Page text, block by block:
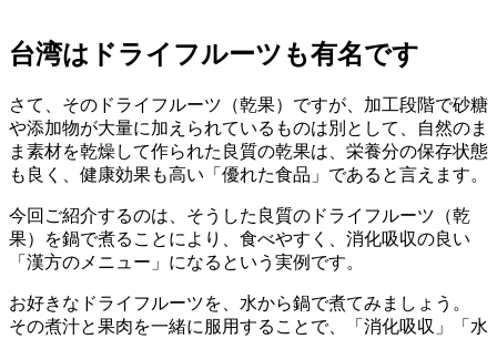
台湾はドライフルーツも有名です
さて、そのドライフルーツ（乾果）ですが、加工段階で砂糖
や添加物が大量に加えられているものは別として、自然のま
ま素材を乾燥して作られた良質の乾果は、栄養分の保存状態
も良く、健康効果も高い「優れた食品」であると言えます。
今回ご紹介するのは、そうした良質のドライフルーツ（乾
果）を鍋で煮ることにより、食べやすく、消化吸収の良い
「漢方のメニュー」になるという実例です。
お好きなドライフルーツを、水から鍋で煮てみましょう。
その煮汁と果肉を一緒に服用することで、「消化吸収」「水